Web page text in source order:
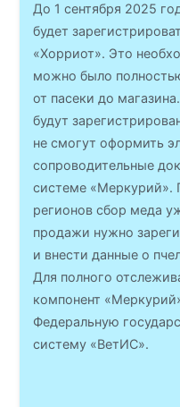
До 1 сентября 2025
будет
«Хорриот». Это
можно было
от пасеки до
будут
не смогут оформить
сопроводительные
системе «Меркурий».
регионов сбор меда
продажи нужно
и внести данные о
Для полного
компонент
Федеральную
систему «ВетИС».